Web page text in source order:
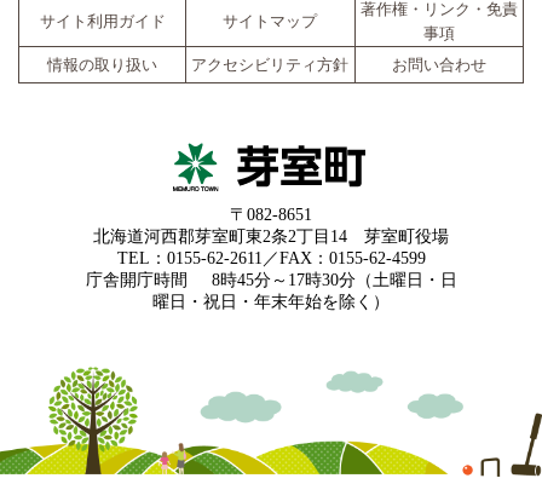
サイト利用ガイド サイトマップ
著作権・リンク・免責
事項
情報の取り扱い
アクセシビリティ方針 お問い合わせ
〒082-8651
北海道河西郡芽室町東2条2丁目14 芽室町役場
TEL：0155-62-2611／FAX：0155-62-4599
庁舎開庁時間
8時45分～17時30分（土曜日・日
曜日・祝日・年末年始を除く）